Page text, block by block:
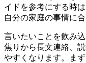
イドを参考にする時
自分の家庭の事情に
言いたいことを飲み
焦りから長文連絡、
やすくなります。ま